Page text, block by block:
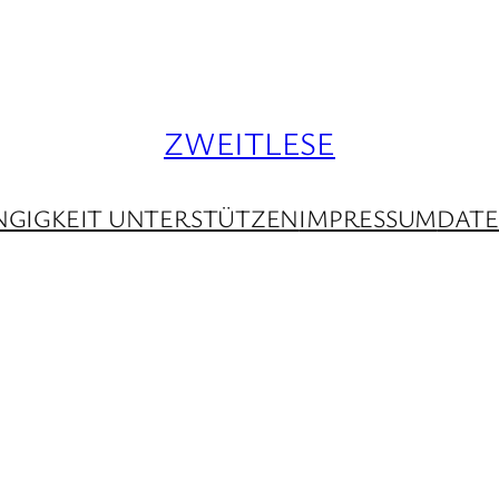
ZWEITLESE
UNTERSTÜTZENIMPRESSUM